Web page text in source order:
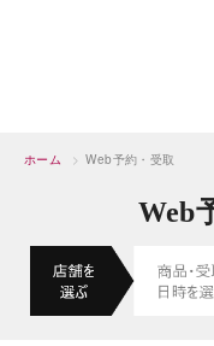
ホーム > Web予約・受取
Web